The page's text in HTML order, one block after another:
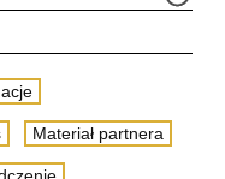
Materiał partnera